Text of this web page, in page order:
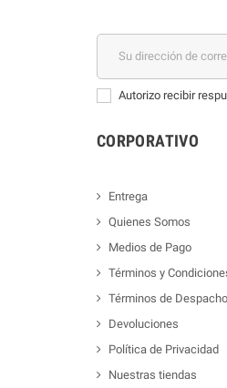
Autorizo recibir
CORPORATIVO
Entrega
Quienes Somos
Medios de Pago
Términos y
Términos de Despacho
Devoluciones
Política de Privacidad
Nuestras tiendas